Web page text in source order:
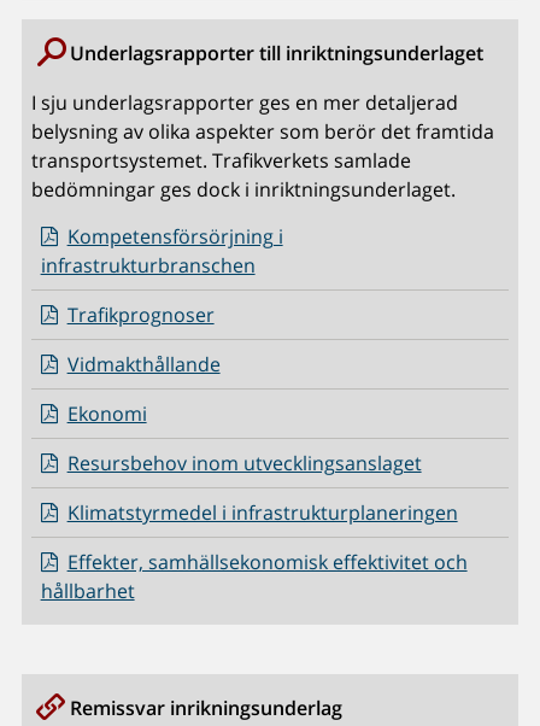
Underlagsrapporter till inriktningsunderlaget
I sju underlagsrapporter ges en mer detaljerad
belysning av olika aspekter som berör det framtida
transportsystemet. Trafikverkets samlade
bedömningar ges dock i inriktningsunderlaget.
Kompetensförsörjning i
infrastrukturbranschen
Trafikprognoser
Vidmakthållande
Ekonomi
Resursbehov inom utvecklingsanslaget
Klimatstyrmedel i infrastrukturplaneringen
Effekter, samhällsekonomisk effektivitet och
hållbarhet
Remissvar inrikningsunderlag